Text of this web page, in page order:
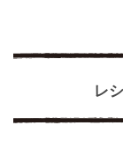
レ